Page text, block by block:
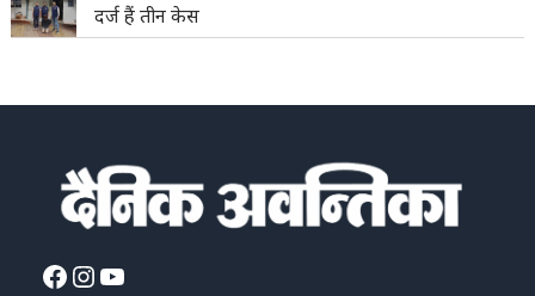
दर्ज हैं तीन केस
Facebook
Instagram
YouTube